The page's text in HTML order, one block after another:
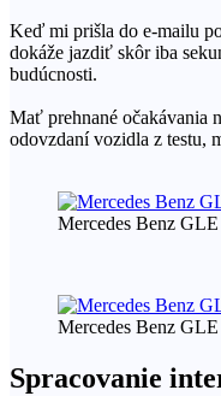
Keď mi prišla do e-mailu
dokáže jazdiť skôr iba
budúcnosti.
Mať prehnané očakávania
odovzdaní vozidla z testu,
Mercedes Benz
Mercedes Benz
Spracovanie